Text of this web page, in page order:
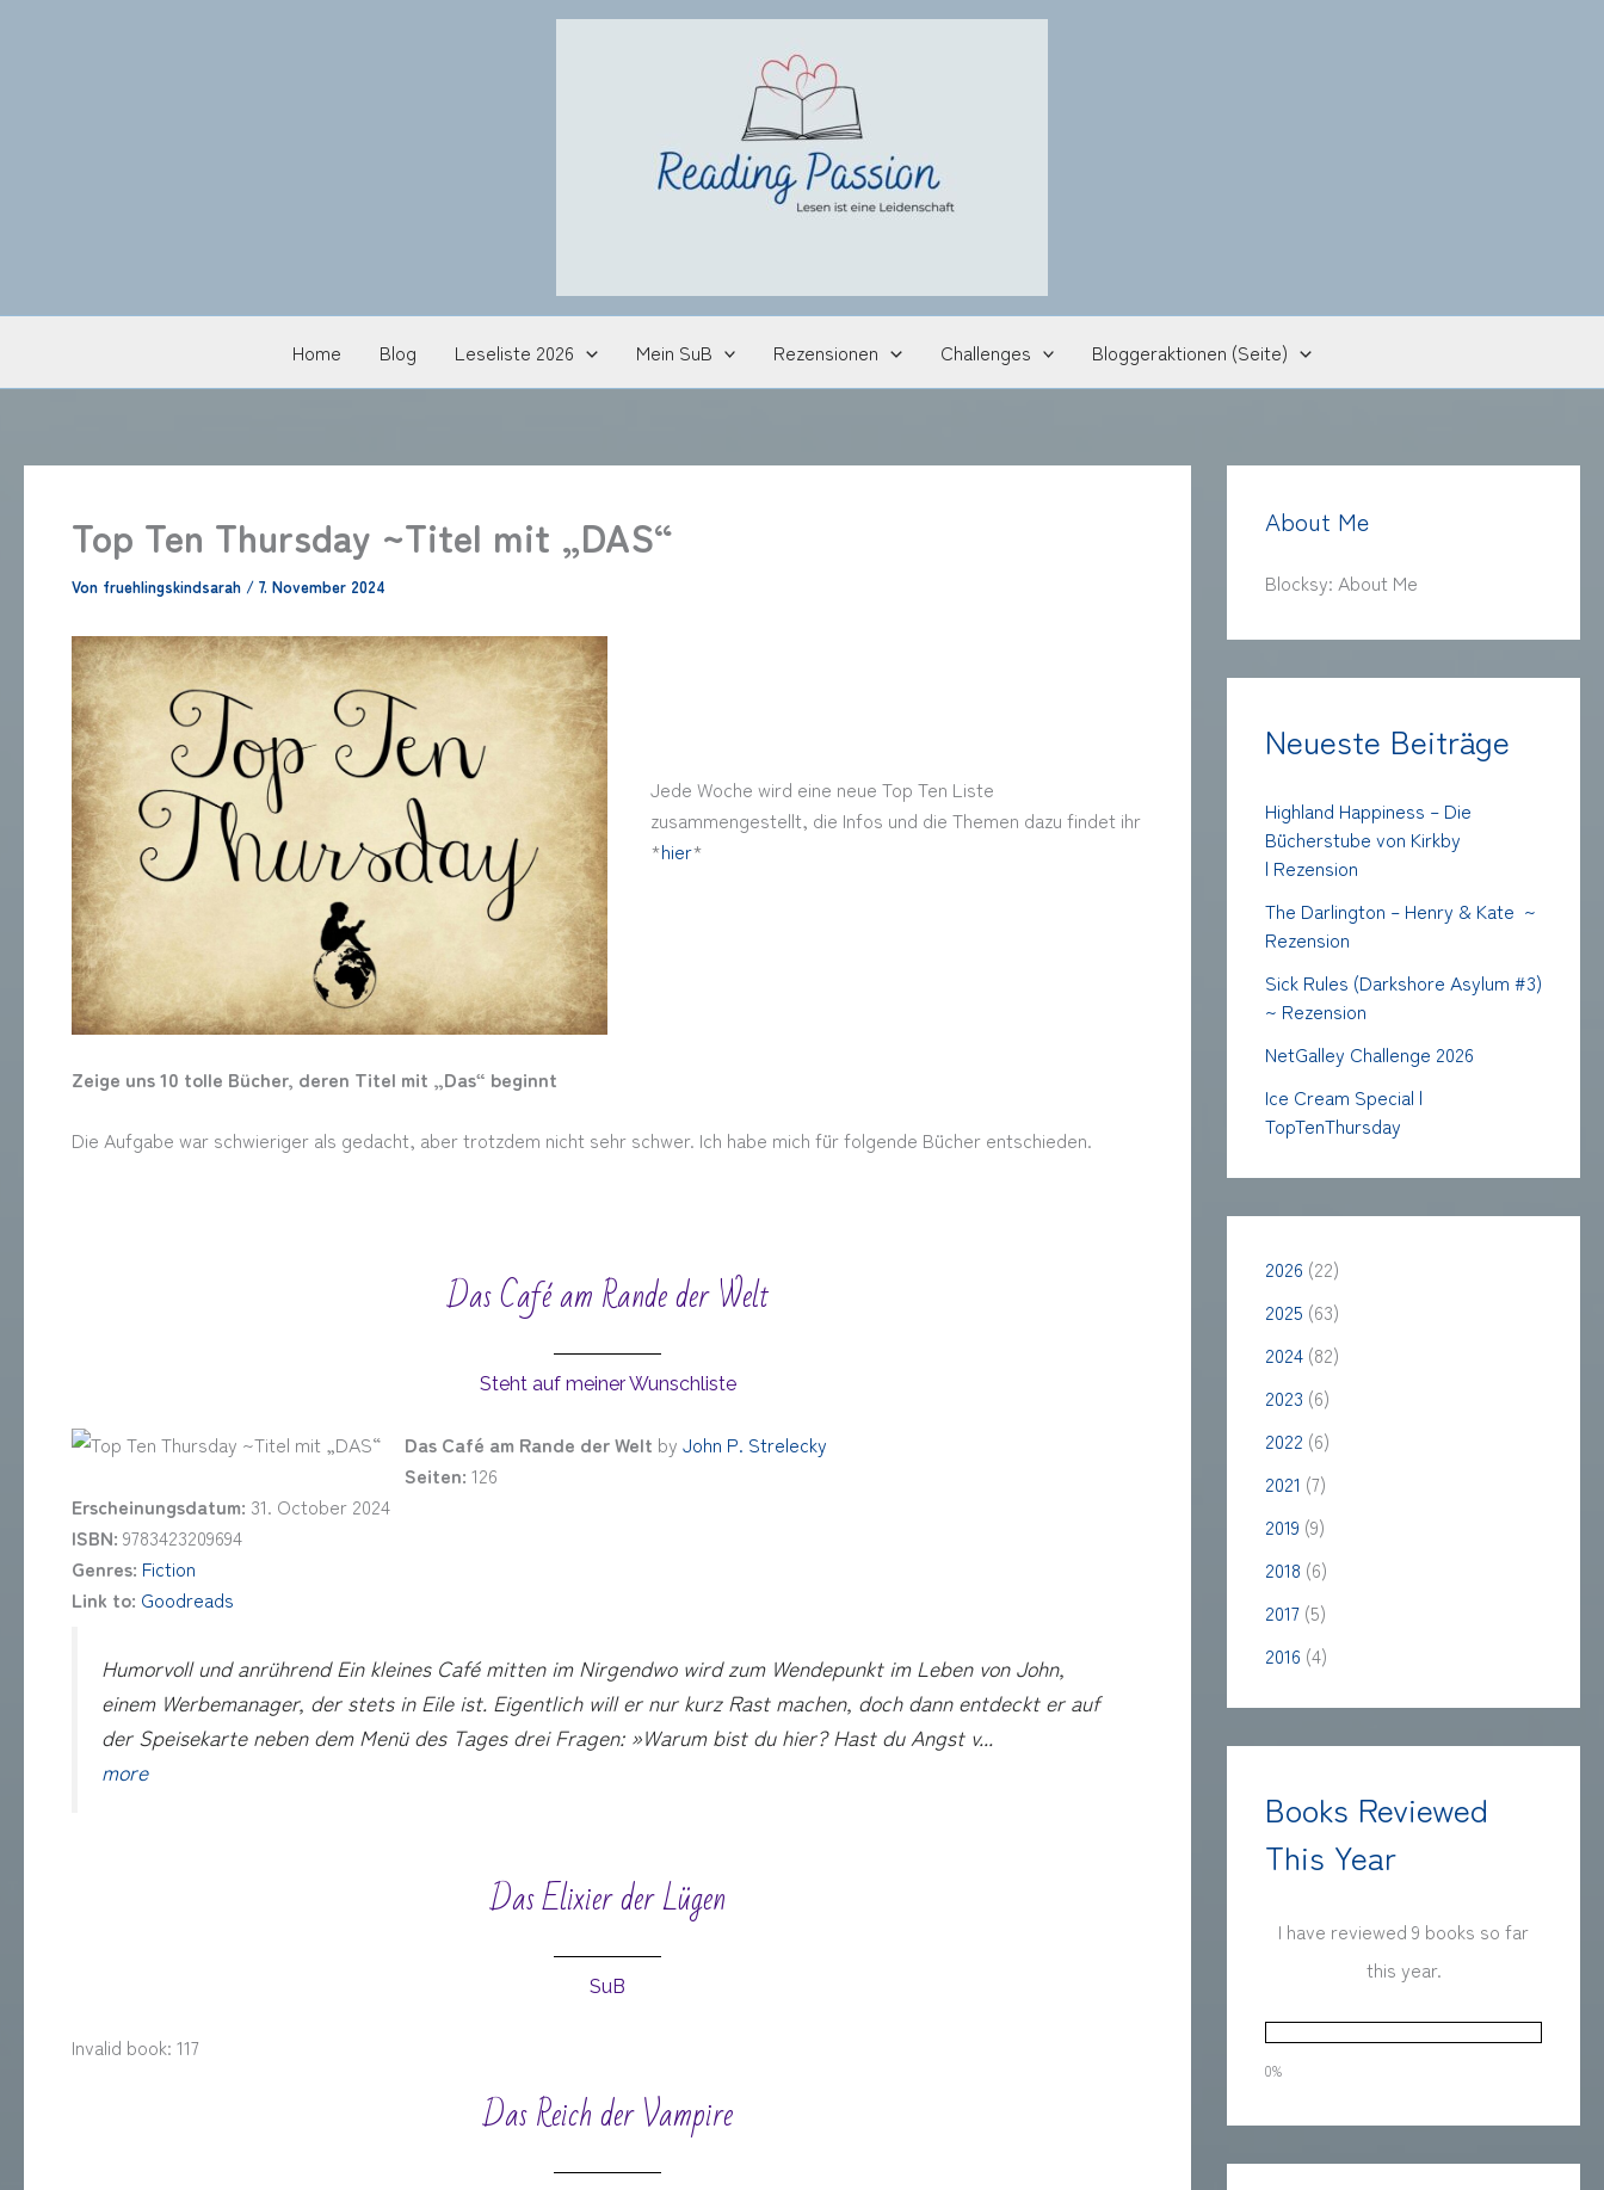
Home Blog Leseliste 2026 Mein SuB Rezensionen Challenges Bloggeraktionen (Seite)
Top Ten Thursday ~Titel mit „DAS“
Von fruehlingskindsarah / 7. November 2024
Jede Woche wird eine neue Top Ten Liste
zusammengestellt, die Infos und die Themen dazu findet ihr
*hier*
Zeige uns 10 tolle Bücher, deren Titel mit „Das“ beginnt
Die Aufgabe war schwieriger als gedacht, aber trotzdem nicht sehr schwer. Ich habe mich für folgende Bücher entschieden.
Das Café am Rande der Welt
Steht auf meiner Wunschliste
Das Café am Rande der Welt by John P. Strelecky
Seiten: 126
Erscheinungsdatum: 31. October 2024
ISBN: 9783423209694
Genres: Fiction
Link to: Goodreads
Humorvoll und anrührend Ein kleines Café mitten im Nirgendwo wird zum Wendepunkt im Leben von John,
einem Werbemanager, der stets in Eile ist. Eigentlich will er nur kurz Rast machen, doch dann entdeckt er auf
der Speisekarte neben dem Menü des Tages drei Fragen: »Warum bist du hier? Hast du Angst v...
more
Das Elixier der Lügen
SuB
Invalid book: 117
Das Reich der Vampire
About Me
Blocksy: About Me
Neueste Beiträge
Highland Happiness – Die
Bücherstube von Kirkby
| Rezension
The Darlington – Henry & Kate ~
Rezension
Sick Rules (Darkshore Asylum #3)
~ Rezension
NetGalley Challenge 2026
Ice Cream Special |
TopTenThursday
2026 (22)
2025 (63)
2024 (82)
2023 (6)
2022 (6)
2021 (7)
2019 (9)
2018 (6)
2017 (5)
2016 (4)
Books Reviewed
This Year
I have reviewed 9 books so far
this year.
0%